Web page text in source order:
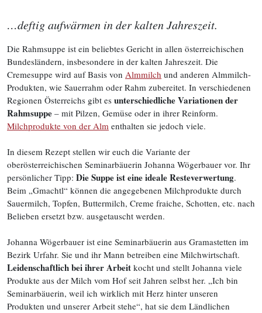
…deftig aufwärmen in der kalten Jahreszeit.
Die Rahmsuppe ist ein beliebtes Gericht in allen österreichischen
Bundesländern, insbesondere in der kalten Jahreszeit. Die
Cremesuppe wird auf Basis von Almmilch und anderen Almmilch-
Produkten, wie Sauerrahm oder Rahm zubereitet. In verschiedenen
Regionen Österreichs gibt es unterschiedliche Variationen der
Rahmsuppe – mit Pilzen, Gemüse oder in ihrer Reinform.
Milchprodukte von der Alm enthalten sie jedoch viele.
In diesem Rezept stellen wir euch die Variante der
oberösterreichischen Seminarbäuerin Johanna Wögerbauer vor. Ihr
persönlicher Tipp: Die Suppe ist eine ideale Resteverwertung.
Beim „Gmachtl“ können die angegebenen Milchprodukte durch
Sauermilch, Topfen, Buttermilch, Creme fraiche, Schotten, etc. nach
Belieben ersetzt bzw. ausgetauscht werden.
Johanna Wögerbauer ist eine Seminarbäuerin aus Gramastetten im
Bezirk Urfahr. Sie und ihr Mann betreiben eine Milchwirtschaft.
Leidenschaftlich bei ihrer Arbeit kocht und stellt Johanna viele
Produkte aus der Milch vom Hof seit Jahren selbst her. „Ich bin
Seminarbäuerin, weil ich wirklich mit Herz hinter unseren
Produkten und unserer Arbeit stehe“, hat sie dem Ländlichen